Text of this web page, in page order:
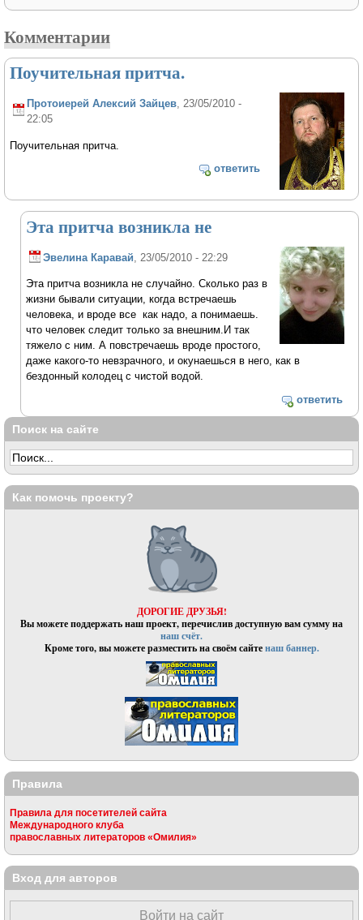
Комментарии
Поучительная притча.
Протоиерей Алексий Зайцев , 23/05/2010 -
22:05
Поучительная притча.
ответить
Эта притча возникла не
Эвелина Каравай , 23/05/2010 - 22:29
Эта притча возникла не случайно. Сколько раз в
жизни бывали ситуации, когда встречаешь
человека, и вроде все как надо, а понимаешь.
что человек следит только за внешним.И так
тяжело с ним. А повстречаешь вроде простого,
даже какого-то невзрачного, и окунаешься в него, как в
бездонный колодец с чистой водой.
ответить
Поиск на сайте
Как помочь проекту?
ДОРОГИЕ ДРУЗЬЯ!
Вы можете поддержать наш проект, перечислив доступную вам сумму на
наш счёт.
Кроме того, вы можете разместить на своём сайтенаш баннер.
Правила
Правила для посетителей сайта
Международного клуба
православных литераторов «Омилия»
Вход для авторов
Войти на сайт